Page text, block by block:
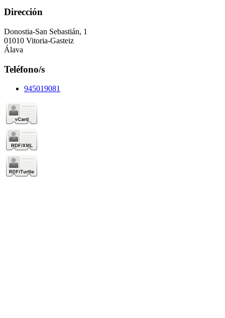
Dirección
Donostia-San Sebastián, 1
01010 Vitoria-Gasteiz
Álava
Teléfono/s
945019081